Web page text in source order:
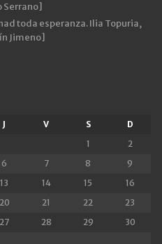
Serrano]
toda esperanza. Ilia Topuria,
Jimeno]
J V S
D
1
2
6 7 8
9
13 14 15
16
20 21 22
23
27 28 29
30